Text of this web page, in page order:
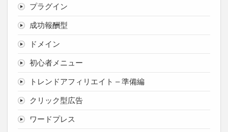
プラグイン
成功報酬型
ドメイン
初心者メニュー
トレンドアフィリエイト – 準備編
クリック型広告
ワードプレス